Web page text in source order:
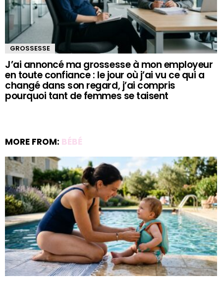
GROSSESSE
J’ai annoncé ma grossesse à mon employeur
en toute confiance : le jour où j’ai vu ce qui a
changé dans son regard, j’ai compris
pourquoi tant de femmes se taisent
MORE FROM: BÉBÉ